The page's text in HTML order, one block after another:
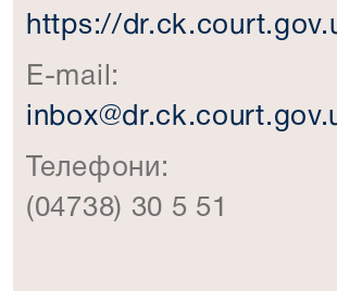
https://
E-mail:
Телефони:
(04738) 30 5 51